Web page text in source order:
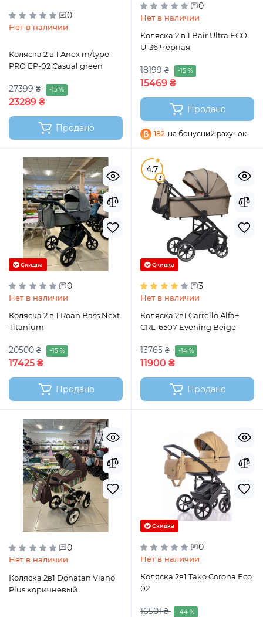
0
Нет в наличии
Коляска 2 в 1 Anex m/type
PRO EP-02 Casual green
27399 ₴ -15 %
23289 ₴
Продано
0
Нет в наличии
Коляска 2 в 1 Bair Ultra ECO
U-36 Черная
18199 ₴ -15 %
15469 ₴
Продано
182 на бонусний рахунок
Скидка
0
Нет в наличии
Коляска 2 в 1 Roan Bass Next
Titanium
20500 ₴ -15 %
17425 ₴
Продано
4.7
3
Скидка
3
Нет в наличии
Коляска 2в1 Carrello Alfa+
CRL-6507 Evening Beige
13765 ₴ -14 %
11900 ₴
Продано
0
Нет в наличии
Коляска 2в1 Donatan Viano
Plus коричневый
Скидка
0
Нет в наличии
Коляска 2в1 Tako Corona Eco
02
16501 ₴ -44 %